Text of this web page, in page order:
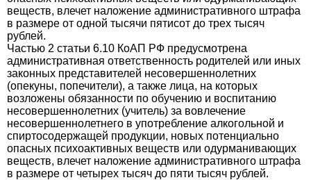
веществ, влечет наложение административного штрафа
в размере от одной тысячи пятисот до трех тысяч
рублей.
Частью 2 статьи 6.10 КоАП РФ предусмотрена
административная ответственность родителей или иных
законных представителей несовершеннолетних
(опекуны, попечители), а также лица, на которых
возложены обязанности по обучению и воспитанию
несовершеннолетних (учитель) за вовлечение
несовершеннолетнего в употребление алкогольной и
спиртосодержащей продукции, новых потенциально
опасных психоактивных веществ или одурманивающих
веществ, влечет наложение административного штрафа
в размере от четырех тысяч до пяти тысяч рублей.